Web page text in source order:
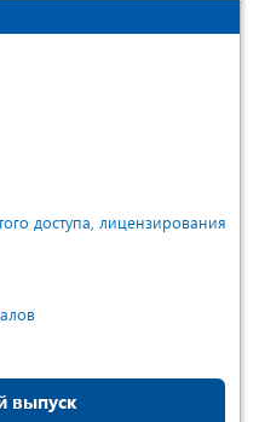
доступа, лицензирования
выпуск